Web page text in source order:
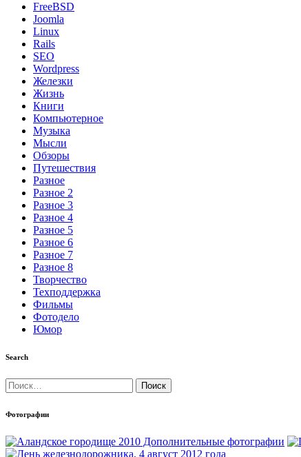
FreeBSD
Joomla
Linux
Rails
SEO
Wordpress
Железки
Жизнь
Книги
Компьютерное
Музыка
Мысли
Обзоры
Путешествия
Разное
Разное 2
Разное 3
Разное 4
Разное 5
Разное 6
Разное 7
Разное 8
Творчество
Техподдержка
Фильмы
Фотодело
Юмор
Search
Найти:
Фотографии